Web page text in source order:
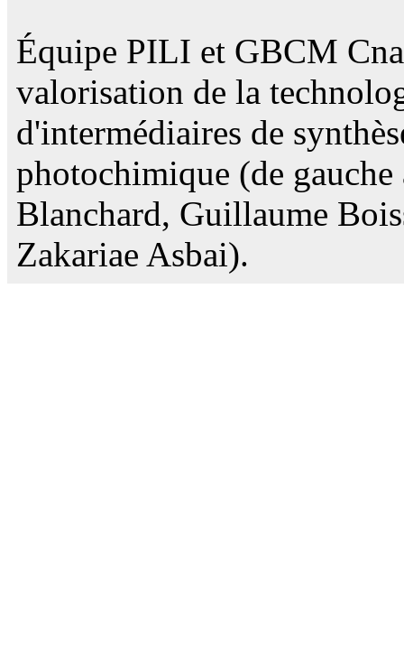
Équipe PILI et GBCM
valorisation de la
d'intermédiaires de
photochimique (de
Blanchard, Guillaume
Zakariae Asbai).